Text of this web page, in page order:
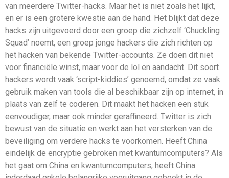
van meerdere Twitter-hacks. Maar het is niet zoals het lijkt,
en er is een grotere kwestie aan de hand. Het blijkt dat deze
hacks zijn uitgevoerd door een groep die zichzelf ‘Chuckling
Squad’ noemt, een groep jonge hackers die zich richten op
het hacken van bekende Twitter-accounts. Ze doen dit niet
voor financiële winst, maar voor de lol en aandacht. Dit soort
hackers wordt vaak ‘script-kiddies’ genoemd, omdat ze vaak
gebruik maken van tools die al beschikbaar zijn op internet, in
plaats van zelf te coderen. Dit maakt het hacken een stuk
eenvoudiger, maar ook minder geraffineerd. Twitter is zich
bewust van de situatie en werkt aan het versterken van de
beveiliging om verdere hacks te voorkomen. Heeft China
eindelijk de encryptie gebroken met kwantumcomputers? Als
het gaat om China en kwantumcomputers, heeft China